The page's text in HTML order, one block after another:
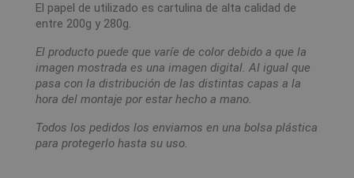
El papel de utilizado es cartulina de alta calidad de
entre 200g y 280g.
El producto puede que varíe de color debido a que la
imagen mostrada es una imagen digital. Al igual que
pasa con la distribución de las distintas capas a la
hora del montaje por estar hecho a mano.
Todos los pedidos los enviamos en una bolsa plástica
para protegerlo hasta su uso.